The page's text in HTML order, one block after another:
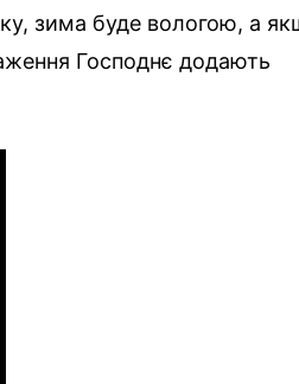
зима буде вологою, а
Господнє додають